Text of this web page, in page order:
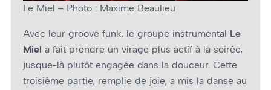
Le Miel – Photo : Maxime Beaulieu
Avec leur groove funk, le groupe instrumental Le
Miel a fait prendre un virage plus actif à la soirée,
jusque-là plutôt engagée dans la douceur. Cette
troisième partie, remplie de joie, a mis la danse au